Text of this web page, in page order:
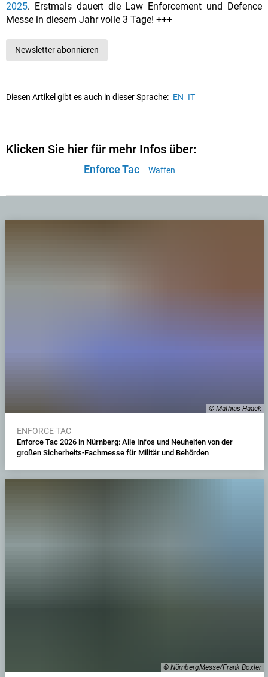
2025. Erstmals dauert die Law Enforcement und Defence
Messe in diesem Jahr volle 3 Tage! +++
Newsletter abonnieren
Diesen Artikel gibt es auch in dieser Sprache: EN IT
Klicken Sie hier für mehr Infos über:
Enforce Tac Waffen
© Mathias Haack
ENFORCE-TAC
Enforce Tac 2026 in Nürnberg: Alle Infos und Neuheiten von der
großen Sicherheits-Fachmesse für Militär und Behörden
© NürnbergMesse/Frank Boxler